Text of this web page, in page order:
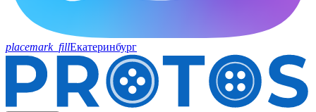
placemark_fillЕкатеринбург